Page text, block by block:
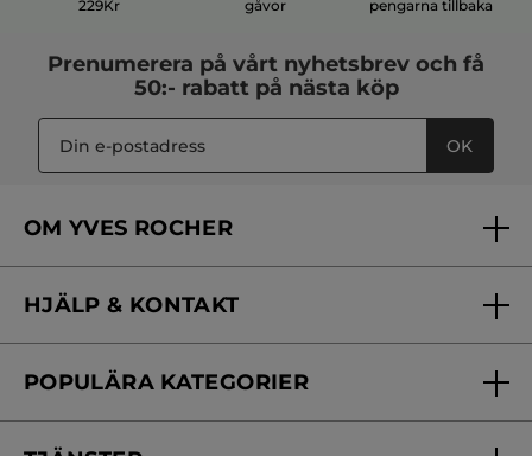
229Kr
gåvor
pengarna tillbaka
Prenumerera på vårt nyhetsbrev och få
50:- rabatt på nästa köp
OK
OM YVES ROCHER
Vårt engagemang
Skönhetstips
HJÄLP & KONTAKT
Kontakta oss
POPULÄRA KATEGORIER